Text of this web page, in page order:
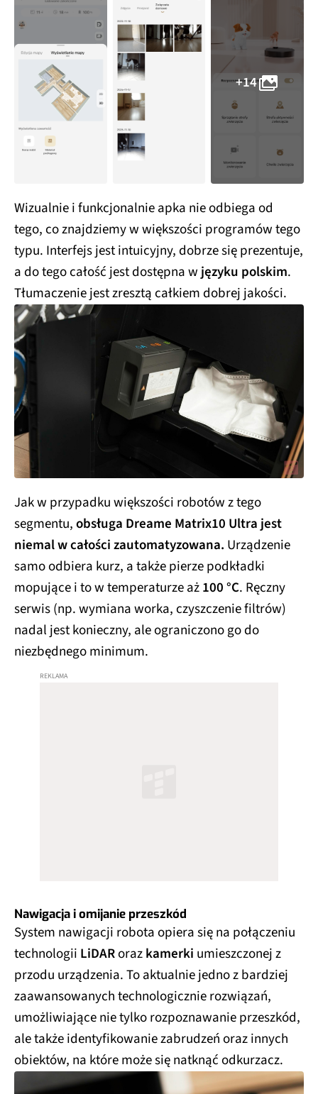
+14
Wizualnie i funkcjonalnie apka nie odbiega od
tego, co znajdziemy w większości programów tego
typu. Interfejs jest intuicyjny, dobrze się prezentuje,
a do tego całość jest dostępna w języku polskim.
Tłumaczenie jest zresztą całkiem dobrej jakości.
Jak w przypadku większości robotów z tego
segmentu,obsługa Dreame Matrix10 Ultra jest
niemal w całości zautomatyzowana. Urządzenie
samo odbiera kurz, a także pierze podkładki
mopujące i to w temperaturze aż100 °C. Ręczny
serwis (np. wymiana worka, czyszczenie filtrów)
nadal jest konieczny, ale ograniczono go do
niezbędnego minimum.
Nawigacja i omijanie przeszkód
System nawigacji robota opiera się na połączeniu
technologii LiDARorazkamerki umieszczonej z
przodu urządzenia. To aktualnie jedno z bardziej
zaawansowanych technologicznie rozwiązań,
umożliwiające nie tylko rozpoznawanie przeszkód,
ale także identyfikowanie zabrudzeń oraz innych
obiektów, na które może się natknąć odkurzacz.